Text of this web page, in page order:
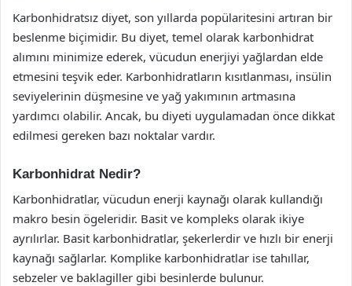
Karbonhidratsız diyet, son yıllarda popülaritesini artıran bir
beslenme biçimidir. Bu diyet, temel olarak karbonhidrat
alımını minimize ederek, vücudun enerjiyi yağlardan elde
etmesini teşvik eder. Karbonhidratların kısıtlanması, insülin
seviyelerinin düşmesine ve yağ yakımının artmasına
yardımcı olabilir. Ancak, bu diyeti uygulamadan önce dikkat
edilmesi gereken bazı noktalar vardır.
Karbonhidrat Nedir?
Karbonhidratlar, vücudun enerji kaynağı olarak kullandığı
makro besin ögeleridir. Basit ve kompleks olarak ikiye
ayrılırlar. Basit karbonhidratlar, şekerlerdir ve hızlı bir enerji
kaynağı sağlarlar. Komplike karbonhidratlar ise tahıllar,
sebzeler ve baklagiller gibi besinlerde bulunur.